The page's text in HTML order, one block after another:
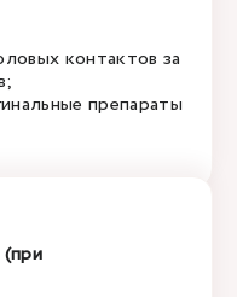
контактов за
препараты